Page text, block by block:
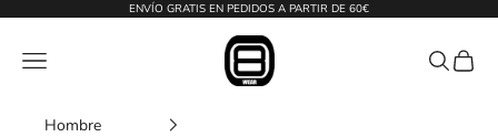
ENVÍO GRATIS EN PEDIDOS A PARTIR DE 60€
Ochowear
Menú Buscar
Cesta
Hombre